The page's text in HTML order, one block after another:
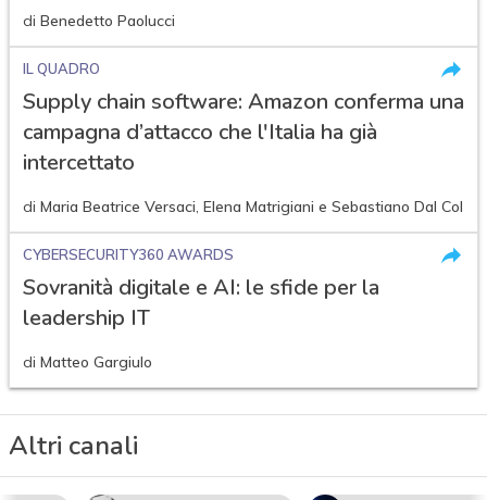
di Benedetto Paolucci
IL QUADRO
Supply chain software: Amazon conferma una
campagna d’attacco che l'Italia ha già
intercettato
di Maria Beatrice Versaci, Elena Matrigiani e Sebastiano Dal Col
CYBERSECURITY360 AWARDS
Sovranità digitale e AI: le sfide per la
leadership IT
di Matteo Gargiulo
Altri canali